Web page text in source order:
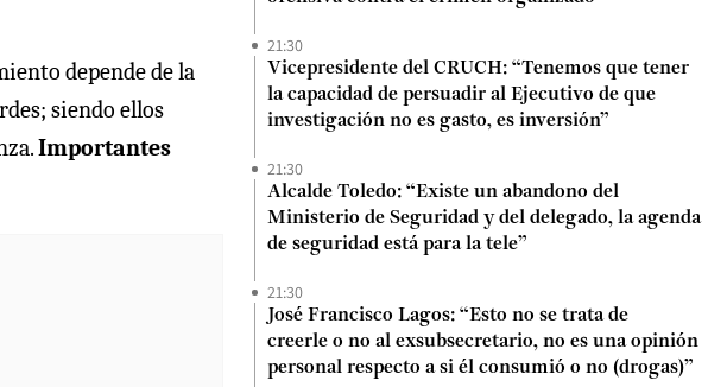
depende de la
siendo ellos
Importantes
21:30
Vicepresidente del CRUCH: “Tenemos que tener
la capacidad de persuadir al Ejecutivo de que
investigación no es gasto, es inversión”
21:30
Alcalde Toledo: “Existe un abandono del
Ministerio de Seguridad y del delegado, la agenda
de seguridad está para la tele”
21:30
José Francisco Lagos: “Esto no se trata de
creerle o no al exsubsecretario, no es una opinión
personal respecto a si él consumió o no (drogas)”